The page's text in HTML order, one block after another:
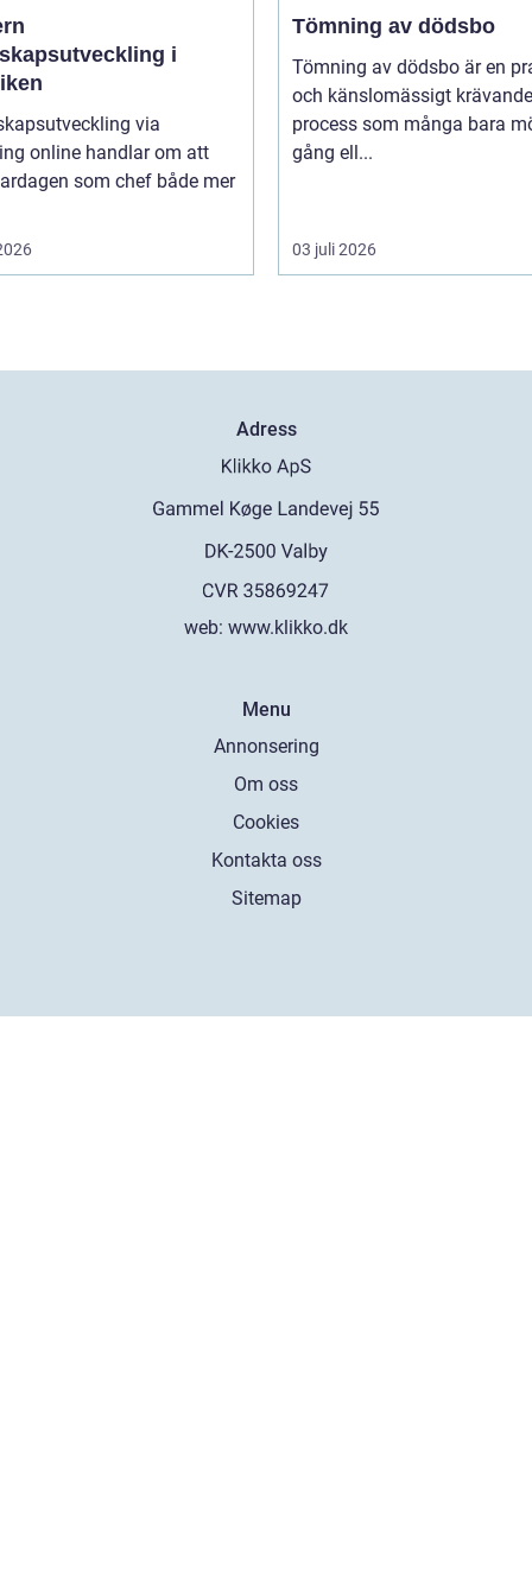
i
via
online handlar om att
som chef både mer
Tömning av dödsbo
Tömning av dödsbo är en
och känslomässigt krävande
process som många bara
gång ell...
03 juli 2026
Adress
web: www.klikko.dk
Menu
Annonsering
Om oss
Cookies
Kontakta oss
Sitemap